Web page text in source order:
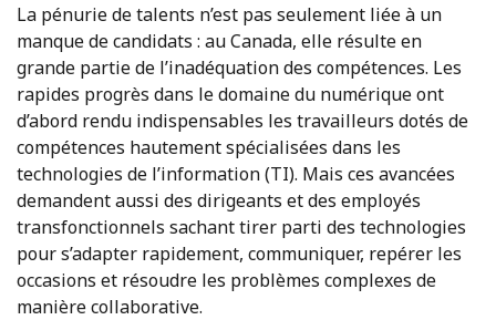
La pénurie de talents n’est pas seulement liée à un
manque de candidats : au Canada, elle résulte en
grande partie de l’inadéquation des compétences. Les
rapides progrès dans le domaine du numérique ont
d’abord rendu indispensables les travailleurs dotés de
compétences hautement spécialisées dans les
technologies de l’information (TI). Mais ces avancées
demandent aussi des dirigeants et des employés
transfonctionnels sachant tirer parti des technologies
pour s’adapter rapidement, communiquer, repérer les
occasions et résoudre les problèmes complexes de
manière collaborative.